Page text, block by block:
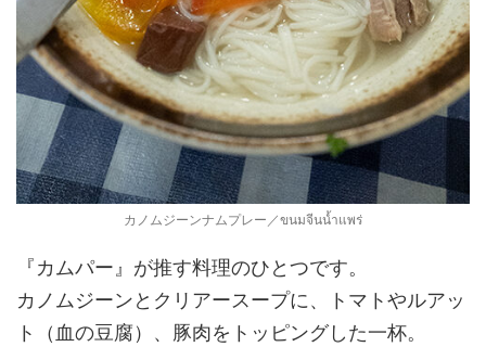
カノムジーンナムプレー／ขนมจีนน้ำแพร่
『カムパー』が推す料理のひとつです。
カノムジーンとクリアースープに、トマトやルアッ
ト（血の豆腐）、豚肉をトッピングした一杯。